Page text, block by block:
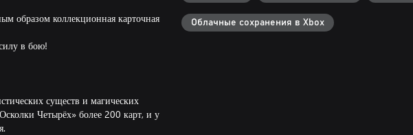
образом коллекционная карточная
в бою!
существ и магических
Четырёх» более 200 карт, и у
Облачные сохранения в Xbox